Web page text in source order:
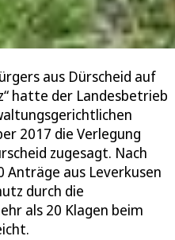
aus Dürscheid auf
hatte der Landesbetrieb
2017 die Verlegung
zugesagt. Nach
Anträge aus Leverkusen
durch die
als 20 Klagen beim